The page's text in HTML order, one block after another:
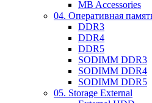
MB Accessories
04. Оперативная
DDR3
DDR4
DDR5
SODIMM DDR3
SODIMM DDR4
SODIMM DDR5
05. Storage External